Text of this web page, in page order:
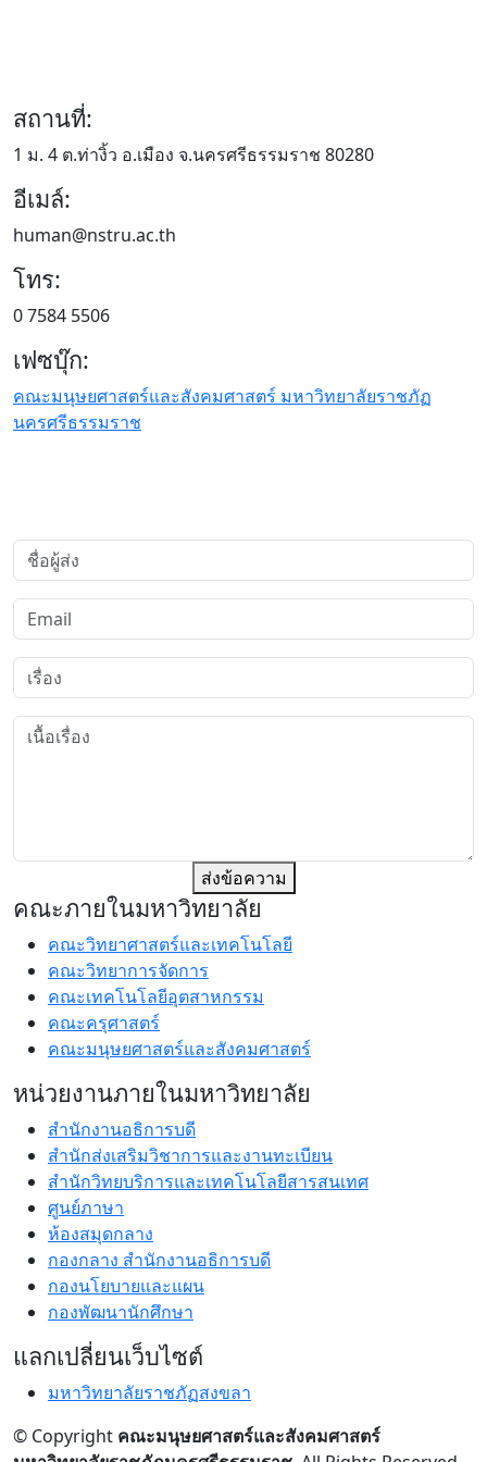
สถานที่:
1 ม. 4 ต.ท่างิ้ว อ.เมือง จ.นครศรีธรรมราช 80280
อีเมล์:
human@nstru.ac.th
โทร:
0 7584 5506
เฟซบุ๊ก:
คณะมนุษยศาสตร์และสังคมศาสตร์ มหาวิทยาลัยราชภัฏ
นครศรีธรรมราช
ส่งข้อความ
คณะภายในมหาวิทยาลัย
คณะวิทยาศาสตร์และเทคโนโลยี
คณะวิทยาการจัดการ
คณะเทคโนโลยีอุตสาหกรรม
คณะครุศาสตร์
คณะมนุษยศาสตร์และสังคมศาสตร์
หน่วยงานภายในมหาวิทยาลัย
สำนักงานอธิการบดี
สำนักส่งเสริมวิชาการและงานทะเบียน
สำนักวิทยบริการและเทคโนโลยีสารสนเทศ
ศูนย์ภาษา
ห้องสมุดกลาง
กองกลาง สำนักงานอธิการบดี
กองนโยบายและแผน
กองพัฒนานักศึกษา
แลกเปลี่ยนเว็บไซต์
มหาวิทยาลัยราชภัฏสงขลา
© Copyright คณะมนุษยศาสตร์และสังคมศาสตร์